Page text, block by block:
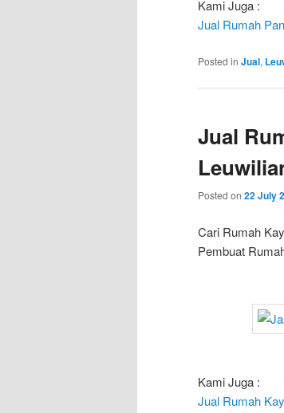
Kami Juga :
Jual Rumah
Posted in Jual,
Jual
Posted on 22 July
Cari Rumah
Pembuat
Kami Juga :
Jual Rumah